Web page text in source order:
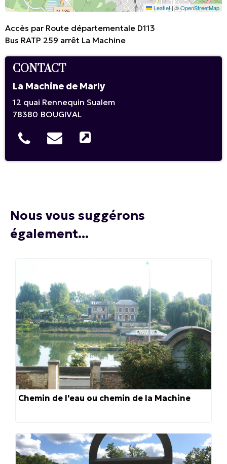
Leaflet |©OpenStreetMap
Accès par Route départementale D113
Bus RATP 259 arrêt La Machine
CONTACT
La Machine de Marly
12 quai Rennequin Sualem
78380 BOUGIVAL
Nous vous suggérons
également...
Chemin de l'eau ou chemin de la Machine